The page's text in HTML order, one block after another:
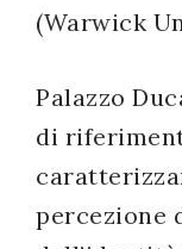
(Warwick
Palazzo
di
percezione